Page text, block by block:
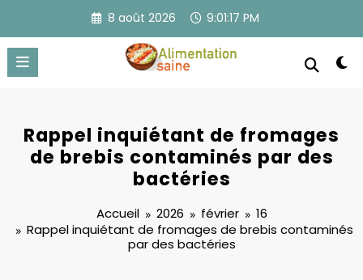
contenu
8 août 2026 9:01:17 PM
Rappel inquiétant de fromages
de brebis contaminés par des
bactéries
Accueil 2026 février
16
Rappel inquiétant de fromages de brebis contaminés
par des bactéries